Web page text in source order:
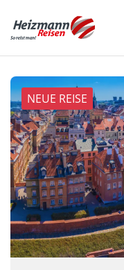
NEUE REISE